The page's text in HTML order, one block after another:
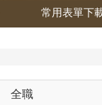
常用表單下
全職